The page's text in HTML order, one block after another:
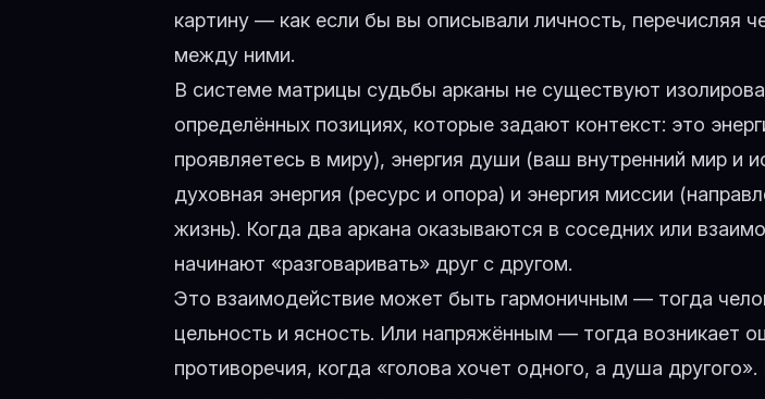
картину — как если бы вы описывали личность, перечисляя
между ними.
В системе матрицы судьбы арканы не существуют
определённых позициях, которые задают контекст: это
проявляетесь в миру), энергия души (ваш внутренний мир и
духовная энергия (ресурс и опора) и энергия миссии
жизнь). Когда два аркана оказываются в соседних или
начинают «разговаривать» друг с другом.
Это взаимодействие может быть гармоничным — тогда
цельность и ясность. Или напряжённым — тогда возникает
противоречия, когда «голова хочет одного, а душа